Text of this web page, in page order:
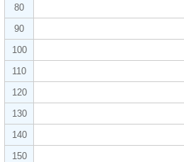
80
90
100
110
120
130
140
150